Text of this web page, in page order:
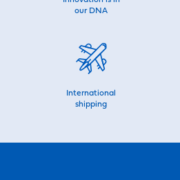
our DNA
International
shipping